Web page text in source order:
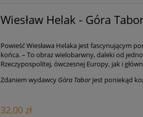
Wiesław Helak - Góra
Powieść Wiesława Helaka jest fascynującym
końca. – To obraz wielobarwny, daleki od
Rzeczypospolitej, ówczesnej Europy, jak i
Zdaniem wydawcy Góra Taborjest poniekąd
32,00 zł